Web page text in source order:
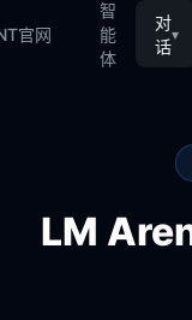
官网
智
能
体
对
话
▾
LM